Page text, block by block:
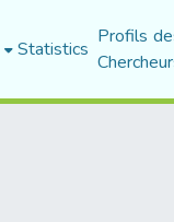
Statistics Profils